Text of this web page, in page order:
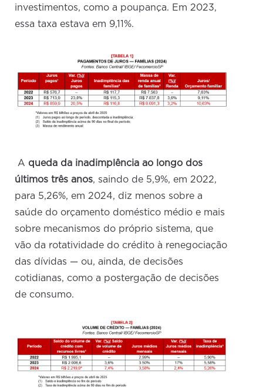
investimentos, como a poupança. Em 2023,
essa taxa estava em 9,11%.
A queda da inadimplência ao longo dos
últimos três anos, saindo de 5,9%, em 2022,
para 5,26%, em 2024, diz menos sobre a
saúde do orçamento doméstico médio e mais
sobre mecanismos do próprio sistema, que
vão da rotatividade do crédito à renegociação
das dívidas — ou, ainda, de decisões
cotidianas, como a postergação de decisões
de consumo.